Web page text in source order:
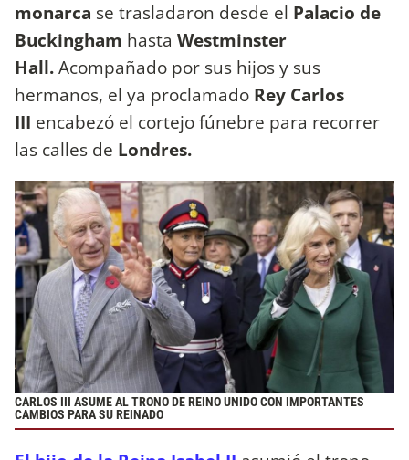
monarca se trasladaron desde el Palacio de
Buckingham hasta Westminster
Hall.Acompañado por sus hijos y sus
hermanos, el ya proclamado Rey Carlos
III encabezó el cortejo fúnebre para recorrer
las calles de Londres.
CARLOS III ASUME AL TRONO DE REINO UNIDO CON IMPORTANTES
CAMBIOS PARA SU REINADO